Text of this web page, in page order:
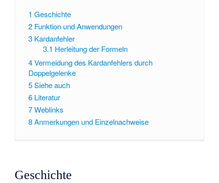
1 Geschichte
2 Funktion und Anwendungen
3 Kardanfehler
3.1 Herleitung der Formeln
4Vermeidung des Kardanfehlers durch
Doppelgelenke
5Siehe auch
6 Literatur
7Weblinks
8Anmerkungen und Einzelnachweise
Geschichte